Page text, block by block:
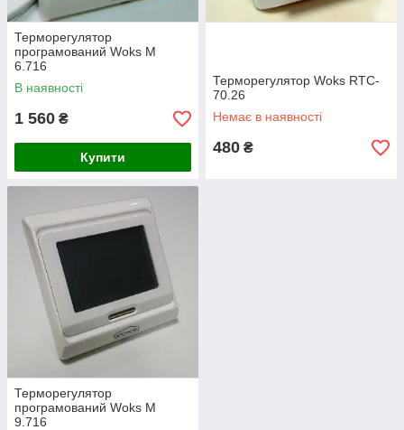
Терморегулятор
програмований Woks М
6.716
В наявності
1 560 ₴
Купити
Терморегулятор Woks RTC-
70.26
Немає в наявності
480 ₴
Терморегулятор
програмований Woks М
9.716